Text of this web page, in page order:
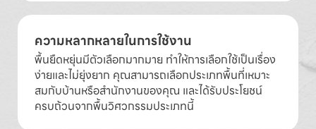
ความหลากหลายในการใช้งาน
พื้นยืดหยุ่นมีตัวเลือกมากมาย ทำให้การเลือกใช้เป็นเรื่อง
ง่ายและไม่ยุ่งยาก คุณสามารถเลือกประเภทพื้นที่เหมาะ
สมกับบ้านหรือสำนักงานของคุณ และได้รับประโยชน์
ครบถ้วนจากพื้นวิศวกรรมประเภทนี้